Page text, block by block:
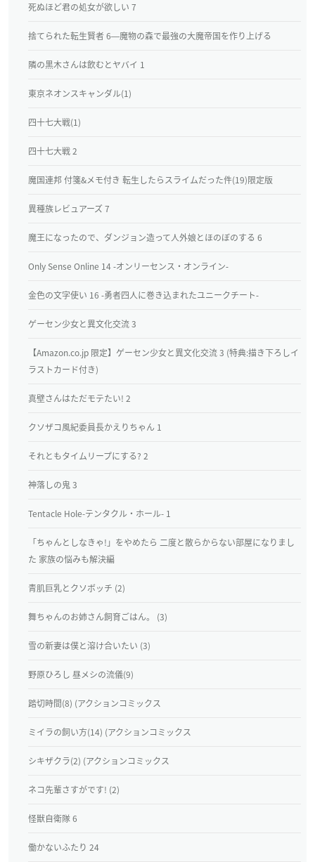
死ぬほど君の処女が欲しい 7
捨てられた転生賢者 6―魔物の森で最強の大魔帝国を作り上げる
隣の黒木さんは飲むとヤバイ 1
東京ネオンスキャンダル(1)
四十七大戦(1)
四十七大戦 2
魔国連邦 付箋&メモ付き 転生したらスライムだった件(19)限定版
異種族レビュアーズ 7
魔王になったので、ダンジョン造って人外娘とほのぼのする 6
Only Sense Online 14 ‐オンリーセンス・オンライン‐
金色の文字使い 16 ‐勇者四人に巻き込まれたユニークチート‐
ゲーセン少女と異文化交流 3
【Amazon.co.jp 限定】ゲーセン少女と異文化交流 3 (特典:描き下ろしイ
ラストカード付き)
真壁さんはただモテたい! 2
クソザコ風紀委員長かえりちゃん 1
それともタイムリープにする? 2
神落しの鬼 3
Tentacle Hole-テンタクル・ホール- 1
「ちゃんとしなきゃ!」をやめたら 二度と散らからない部屋になりまし
た 家族の悩みも解決編
青肌巨乳とクソボッチ (2)
舞ちゃんのお姉さん飼育ごはん。 (3)
雪の新妻は僕と溶け合いたい (3)
野原ひろし 昼メシの流儀(9)
踏切時間(8) (アクションコミックス
ミイラの飼い方(14) (アクションコミックス
シキザクラ(2) (アクションコミックス
ネコ先輩さすがです! (2)
怪獣自衛隊 6
働かないふたり 24